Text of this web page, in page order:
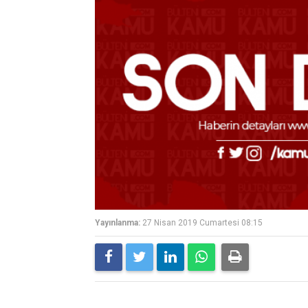
Yayınlanma: 27 Nisan 2019 Cumartesi 08:15